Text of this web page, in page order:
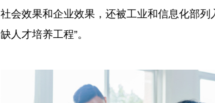
社会效果和企业效果，还被工业和信息化部列
缺人才培养工程”。